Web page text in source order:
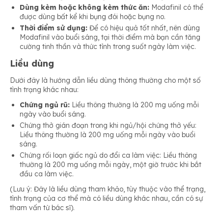
Dùng kèm hoặc không kèm thức ăn: Modafinil có thể
được dùng bất kể khi bụng đói hoặc bụng no.
Thời điểm sử dụng: Để có hiệu quả tốt nhất, nên dùng
Modafinil vào buổi sáng, tại thời điểm mà bạn cần tăng
cường tinh thần và thức tỉnh trong suốt ngày làm việc.
Liều dùng
Dưới đây là hướng dẫn liều dùng thông thường cho một số
tình trạng khác nhau:
Chứng ngủ rũ: Liều thông thường là 200 mg uống mỗi
ngày vào buổi sáng.
Chứng thở gián đoạn trong khi ngủ/hội chứng thở yếu:
Liều thông thường là 200 mg uống mỗi ngày vào buổi
sáng.
Chứng rối loạn giấc ngủ do đổi ca làm việc: Liều thông
thường là 200 mg uống mỗi ngày, một giờ trước khi bắt
đầu ca làm việc.
(Lưu ý: Đây là liều dùng tham khảo, tùy thuộc vào thể trạng,
tình trạng của cơ thể mà có liều dùng khác nhau, cần có sự
tham vấn từ bác sĩ).